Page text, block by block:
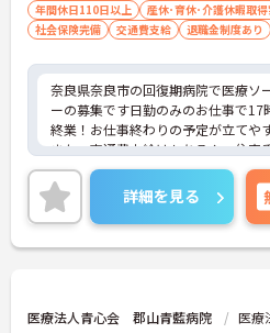
年間休日110日以上
産休･育休･介護休暇取得
社会保険完備
交通費支給 退職金制度あり
奈良県奈良市の回復期病院で医療ソ
ーの募集です日勤のみのお仕事で17
終業！お仕事終わりの予定が立てや
また、交通費支給はもちろん、住宅
した各種手当に加え、昇給・賞与あ
っちり！あなたの頑張りがしっかり
ご興味のある方は面接ポイントをお
で、お気軽にご連絡ください！
詳細を見る
医療法人青心会 郡山青藍病院 医療